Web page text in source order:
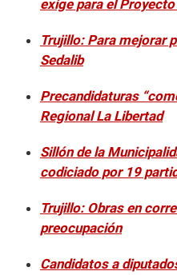
exige para el
Trujillo: Para mejorar
Sedalib
Precandidaturas
Regional La Libertad
Sillón de la
codiciado por 19
Trujillo: Obras en
preocupación
Candidatos a